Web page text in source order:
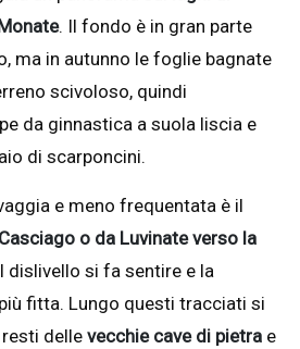
. Il fondo è in gran parte
ma in autunno le foglie bagnate
scivoloso, quindi
da ginnastica a suola liscia e
di scarponcini.
e meno frequentata è il
Casciago o da Luvinate verso la
dislivello si fa sentire e la
fitta. Lungo questi tracciati si
delle vecchie cave di pietra e